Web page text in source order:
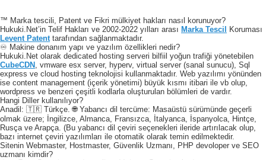
™ Marka tescili, Patent ve Fikri mülkiyet hakları nasıl korunuyor?
Hukuki.Net’in Telif Hakları ve 2002-2022 yılları arası Marka Tescil Koruması
Levent Patent tarafından sağlanmaktadır.
♾️ Makine donanım yapı ve yazılım özellikleri nedir?
Hukuki.Net olarak dedicated hosting serveri bilfiil yoğun trafiği yönetebilen
CubeCDN , vmware esx server, hyperv, virtual server (sanal sunucu), Sql
express ve cloud hosting teknolojisi kullanmaktadır. Web yazılımı yönünden
ise content management (içerik yönetimi) büyük kısmı itibari ile vb olup,
wordpress ve benzeri çeşitli kodlarla oluşturulan bölümleri de vardır.
Hangi Diller kullanılıyor?
Anadil: 🇹🇷 Türkçe. 🌐 Yabancı dil tercüme: Masaüstü sürümünde geçerli
olmak üzere; İngilizce, Almanca, Fransızca, İtalyanca, İspanyolca, Hintçe,
Rusça ve Arapça. (Bu yabancı dil çeviri seçenekleri ileride artırılacak olup,
bazı internet çeviri yazılımları ile otomatik olarak temin edilmektedir.
Sitenin Webmaster, Hostmaster, Güvenlik Uzmanı, PHP devoloper ve SEO
uzmanı kimdir?